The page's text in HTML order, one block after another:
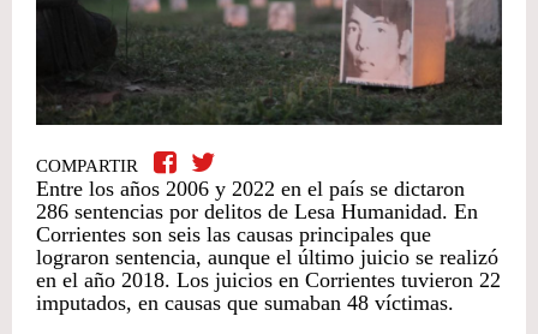
COMPARTIR
Entre los años 2006 y 2022 en el país se dictaron
286 sentencias por delitos de Lesa Humanidad. En
Corrientes son seis las causas principales que
lograron sentencia, aunque el último juicio se realizó
en el año 2018. Los juicios en Corrientes tuvieron 22
imputados, en causas que sumaban 48 víctimas.